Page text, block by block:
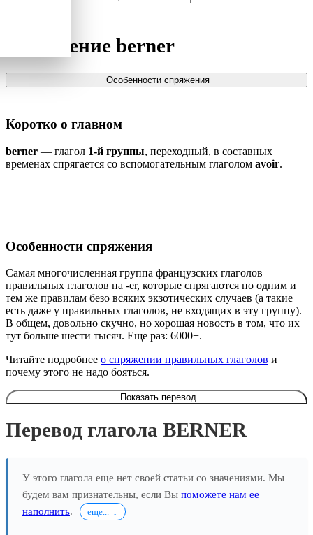
Спряжение berner
Особенности спряжения
Коротко о главном
berner — глагол 1-й группы, переходный, в составных
временах спрягается со вспомогательным глаголом avoir.
Особенности спряжения
Самая многочисленная группа французских глаголов —
правильных глаголов на -er, которые спрягаются по одним и
тем же правилам безо всяких экзотических случаев (а такие
есть даже у правильных глаголов, не входящих в эту группу).
В общем, довольно скучно, но хорошая новость в том, что их
тут больше шести тысяч. Еще раз: 6000+.
Читайте подробнее о спряжении правильных глаголов и
почему этого не надо бояться.
Показать перевод
Перевод глагола BERNER
У этого глагола еще нет своей статьи со значениями. Мы
будем вам признательны, если Вы поможете нам ее
наполнить. еще...